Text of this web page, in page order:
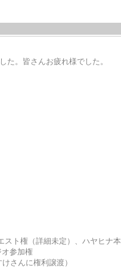
た。皆さんお疲れ様でした。
ト権（詳細未定）、ハヤヒナ本
参加権
んに権利譲渡）